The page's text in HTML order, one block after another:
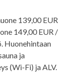
139,00 EUR
149,00 EUR /
Huonehintaan
ja
(Wi-Fi) ja ALV.